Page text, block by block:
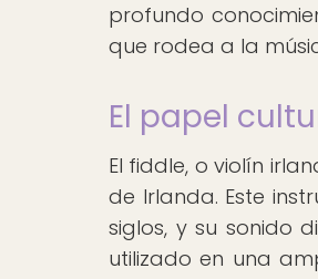
profundo
que rodea a la
El papel
El fiddle, o violín
de Irlanda. Este
siglos, y su sonido
utilizado en una